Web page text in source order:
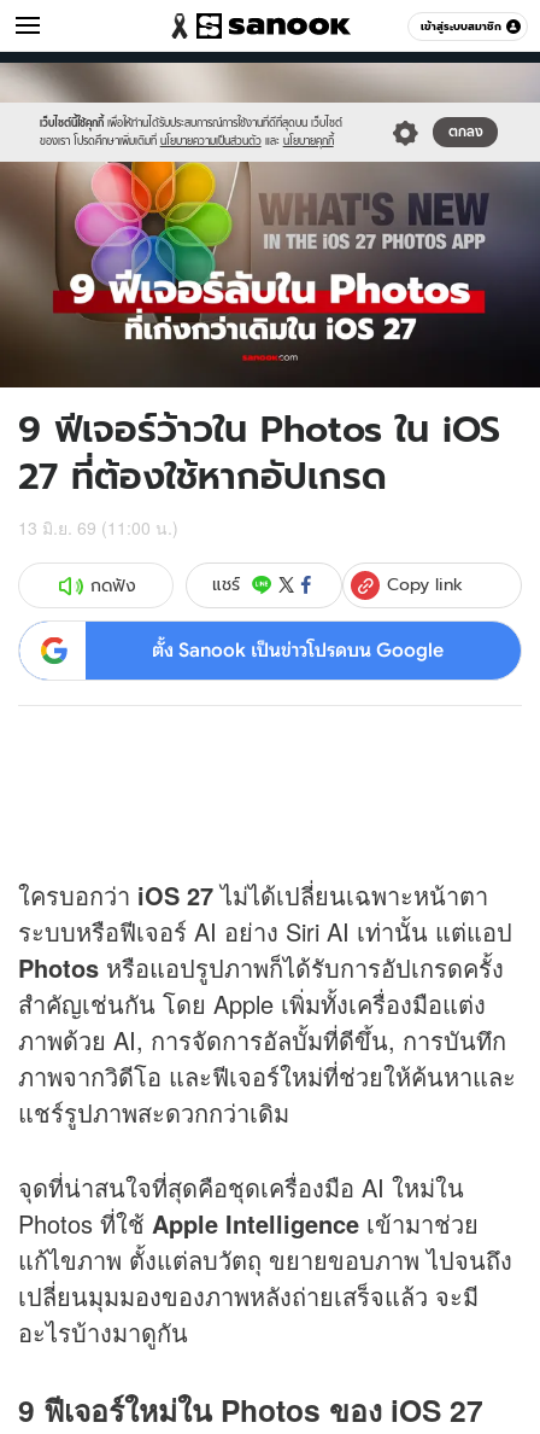
เข้าสู่ระบบสมาชิก
ไอที หมวดอื่นๆ
เว็บไซต์นี้ใช้คุกกี้ เพื่อให้ท่านได้รับประสบการณ์การใช้งานที่ดีที่สุดบน เว็บไซต์
ของเรา โปรดศึกษาเพิ่มเติมที่ นโยบายความเป็นส่วนตัว และ นโยบายคุกกี้
ตกลง
Sanook
//s.isanook.com/sr/0/images/logo-
new-
sanook.png
600
60
//s.isanook.com/hi/0/ud/325/1625490/ios27ph.jpg
9 ฟีเจอร์ว้าวใน Photos ใน iOS
27 ที่ต้องใช้หากอัปเกรด
13 มิ.ย. 69 (11:00 น.)
กดฟัง แชร์ Copy link
ตั้ง Sanook เป็นข่าวโปรดบน Google
ใครบอกว่า iOS 27ไม่ได้เปลี่ยนเฉพาะหน้าตา
ระบบหรือฟีเจอร์ AI อย่าง Siri AI เท่านั้น แต่แอป
Photos หรือแอปรูปภาพก็ได้รับการอัปเกรดครั้ง
สำคัญเช่นกัน โดย Apple เพิ่มทั้งเครื่องมือแต่ง
ภาพด้วย AI, การจัดการอัลบั้มที่ดีขึ้น, การบันทึก
ภาพจากวิดีโอ และฟีเจอร์ใหม่ที่ช่วยให้ค้นหาและ
แชร์รูปภาพสะดวกกว่าเดิม
จุดที่น่าสนใจที่สุดคือชุดเครื่องมือ AI ใหม่ใน
Photos ที่ใช้ Apple Intelligence เข้ามาช่วย
แก้ไขภาพ ตั้งแต่ลบวัตถุ ขยายขอบภาพ ไปจนถึง
เปลี่ยนมุมมองของภาพหลังถ่ายเสร็จแล้ว จะมี
อะไรบ้างมาดูกัน
9 ฟีเจอร์ใหม่ใน Photos ของ iOS 27